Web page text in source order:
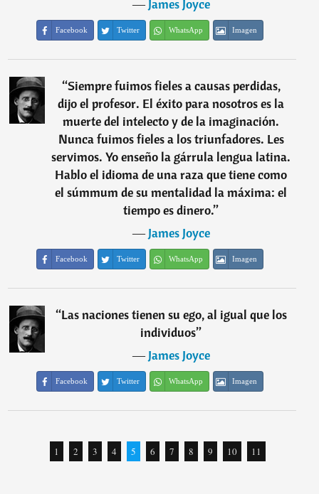
―James Joyce
Facebook Twitter WhatsApp Imagen
“Siempre fuimos fieles a causas perdidas,
dijo el profesor. El éxito para nosotros es la
muerte del intelecto y de la imaginación.
Nunca fuimos fieles a los triunfadores. Les
servimos. Yo enseño la gárrula lengua latina.
Hablo el idioma de una raza que tiene como
el súmmum de su mentalidad la máxima: el
tiempo es dinero.”
―James Joyce
Facebook Twitter WhatsApp Imagen
“Las naciones tienen su ego, al igual que los
individuos”
―James Joyce
Facebook Twitter WhatsApp Imagen
1 2 3 4 5 6 7 8 9 10 11